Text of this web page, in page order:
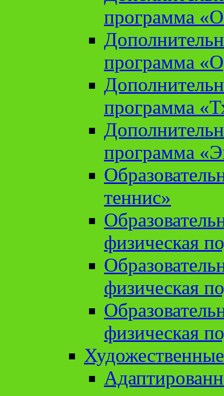
программа
программа
программа
программа
теннис»
физическая
физическая
физическая
Художественные